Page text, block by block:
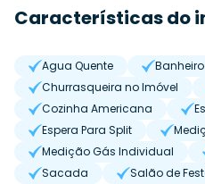
Características do
Agua Quente
Churrasqueira no Imóvel
Cozinha Americana
Espera Para Split
Medição Gás Individual
Sacada
Salão de